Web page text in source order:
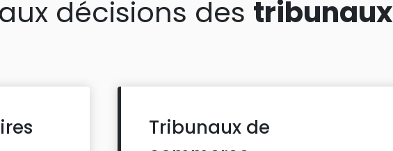
décisions des tribunaux
Tribunaux de